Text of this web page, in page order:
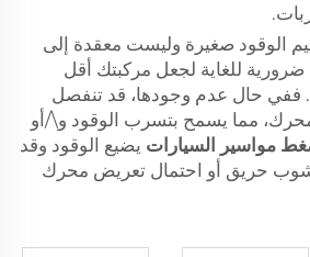
الوقود صغيرة وليست معقدة إلى
ضرورية للغاية لجعل مركبتك أقل
ففي حال عدم وجودها، قد تنفصل
مما يسمح بتسرب الوقود و\/أو
مواسير السيارات يضيع الوقود وقد
حريق أو احتمال تعريض محرك